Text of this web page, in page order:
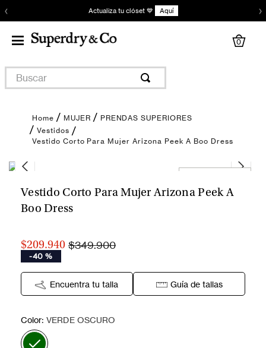
‹ Actualiza tu clóset 💙 Aquí ›
0
Buscar
MUJER
PRENDAS SUPERIORES
Vestidos
Vestido Corto Para Mujer Arizona Peek A Boo Dress
Vestido Corto Para Mujer Arizona Peek A
Boo Dress
$209.940 $349.900
-40 %
Encuentra tu talla Guía de tallas
Color: VERDE OSCURO